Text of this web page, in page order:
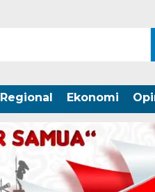
Regional Ekonomi